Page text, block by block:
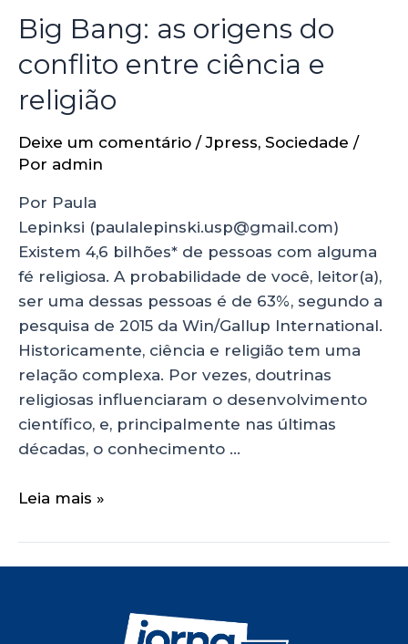
Big Bang: as origens do
conflito entre ciência e
religião
Deixe um comentário /Jpress, Sociedade /
Por admin
Por Paula
Lepinksi (paulalepinski.usp@gmail.com)
Existem 4,6 bilhões* de pessoas com alguma
fé religiosa. A probabilidade de você, leitor(a),
ser uma dessas pessoas é de 63%, segundo a
pesquisa de 2015 da Win/Gallup International.
Historicamente, ciência e religião tem uma
relação complexa. Por vezes, doutrinas
religiosas influenciaram o desenvolvimento
científico, e, principalmente nas últimas
décadas, o conhecimento …
Leia mais »